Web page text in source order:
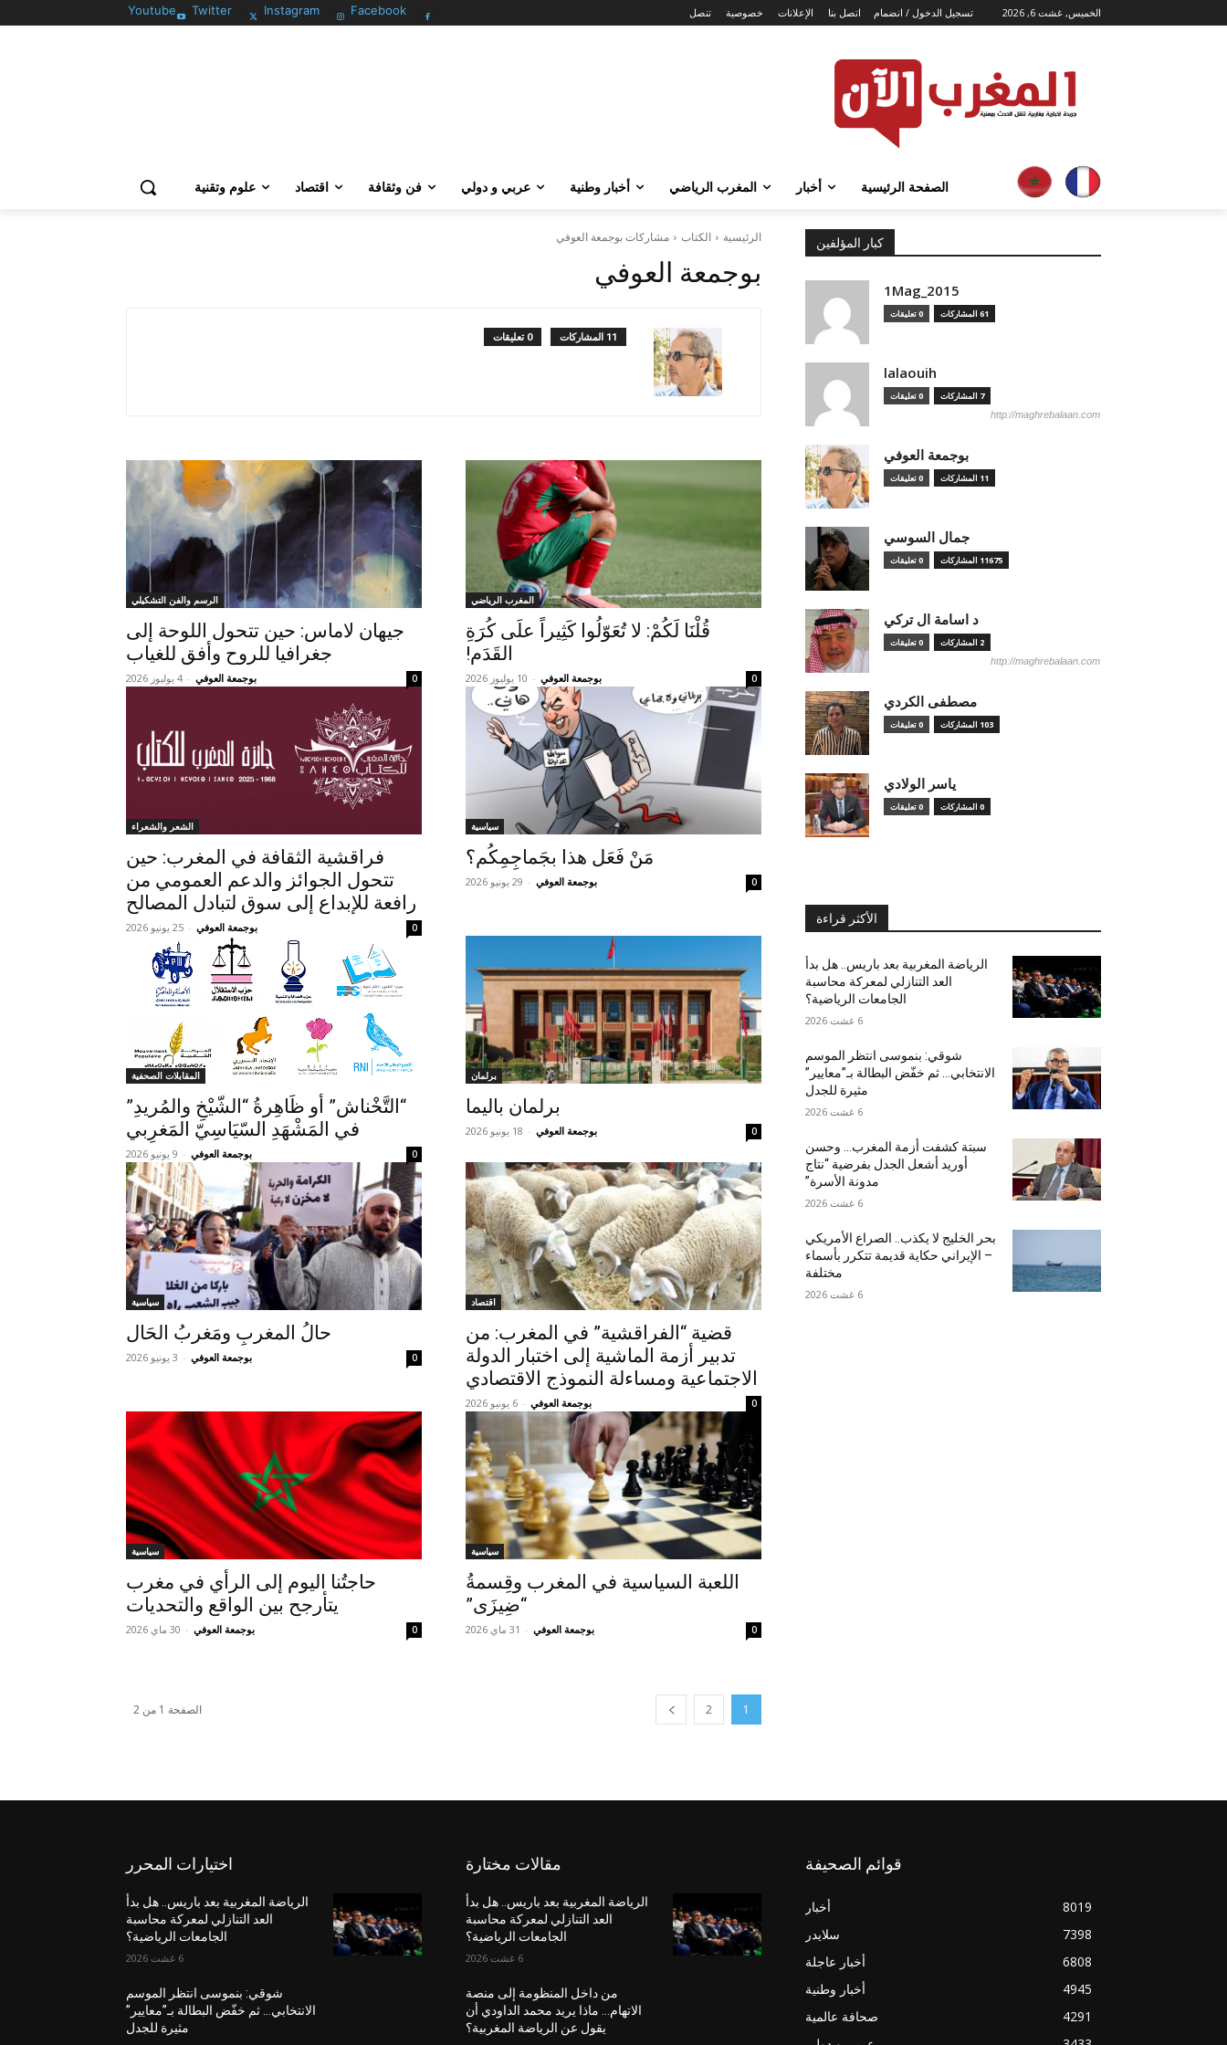
Facebook
Instagram
Twitter
Youtube الخميس, غشت 6, 2026 تسجيل الدخول / انضمام تنصل خصوصية الإعلانات اتصل بنا
الصفحة الرئيسية أخبار المغرب الرياضي أخبار وطنية عربي و دولي فن وثقافة اقتصاد علوم وتقنية
الرئيسية الكتاب مشاركات بوجمعة العوفي
بوجمعة العوفي
11 المشاركات 0 تعليقات
المغرب الرياضي
قُلْنَا لَكُمْ: لا تُعَوّلُوا كَثِيراً علَى كُرَةِ
القَدَم!
بوجمعة العوفي - 10 يوليوز 2026 0
الرسم والفن التشكيلي
جيهان لاماس: حين تتحول اللوحة إلى
جغرافيا للروح وأفق للغياب
بوجمعة العوفي - 4 يوليوز 2026 0
سياسية
مَنْ فَعَل هذا بجَماجِمِكُم؟
بوجمعة العوفي - 29 يونيو 2026 0
الشعر والشعراء
فراقشية الثقافة في المغرب: حين
تتحول الجوائز والدعم العمومي من
رافعة للإبداع إلى سوق لتبادل المصالح
بوجمعة العوفي - 25 يونيو 2026 0
برلمان
برلمان باليما
بوجمعة العوفي - 18 يونيو 2026 0
المقابلات الصحفية
“التَّخْناش” أو ظَاهِرةُ “الشّيْخِ والمُريدِ”
في المَشْهَدِ السّيَاسِيّ المَغرِبي
بوجمعة العوفي - 9 يونيو 2026 0
اقتصاد
قضية “الفراقشية” في المغرب: من
تدبير أزمة الماشية إلى اختبار الدولة
الاجتماعية ومساءلة النموذج الاقتصادي
بوجمعة العوفي - 6 يونيو 2026 0
سياسية
حالُ المغربِ ومَغربُ الحَال
بوجمعة العوفي - 3 يونيو 2026 0
سياسية
اللعبة السياسية في المغرب وقِسمةُ
“ضِيزَى”
بوجمعة العوفي - 31 ماي 2026 0
سياسية
حاجتُنا اليوم إلى الرأي في مغرب
يتأرجح بين الواقع والتحديات
بوجمعة العوفي - 30 ماي 2026 0
1
2 الصفحة 1 من 2
كبار المؤلفين
1Mag_2015
61 المشاركات 0 تعليقات
lalaouih
7 المشاركات 0 تعليقات
http://maghrebalaan.com
بوجمعة العوفي
11 المشاركات 0 تعليقات
جمال السوسي
11675 المشاركات 0 تعليقات
د اسامة ال تركي
2 المشاركات 0 تعليقات
http://maghrebalaan.com
مصطفى الكردي
103 المشاركات 0 تعليقات
ياسر الولادي
0 المشاركات 0 تعليقات
الأكثر قراءة
الرياضة المغربية بعد باريس.. هل بدأ
العد التنازلي لمعركة محاسبة
الجامعات الرياضية؟
6 غشت 2026
شوقي: بنموسى انتظر الموسم
الانتخابي… ثم خفّض البطالة بـ”معايير”
مثيرة للجدل
6 غشت 2026
سبتة كشفت أزمة المغرب… وحسن
أوريد أشعل الجدل بفرضية “نتاج
مدونة الأسرة”
6 غشت 2026
بحر الخليج لا يكذب.. الصراع الأمريكي
– الإيراني حكاية قديمة تتكرر بأسماء
مختلفة
6 غشت 2026
اختيارات المحرر
الرياضة المغربية بعد باريس.. هل بدأ
العد التنازلي لمعركة محاسبة
الجامعات الرياضية؟
6 غشت 2026
شوقي: بنموسى انتظر الموسم
الانتخابي… ثم خفّض البطالة بـ”معايير”
مثيرة للجدل
مقالات مختارة
الرياضة المغربية بعد باريس.. هل بدأ
العد التنازلي لمعركة محاسبة
الجامعات الرياضية؟
6 غشت 2026
من داخل المنظومة إلى منصة
الاتهام… ماذا يريد محمد الداودي أن
يقول عن الرياضة المغربية؟
قوائم الصحيفة
أخبار
8019
سلايدر
7398
أخبار عاجلة
6808
أخبار وطنية
4945
صحافة عالمية
4291